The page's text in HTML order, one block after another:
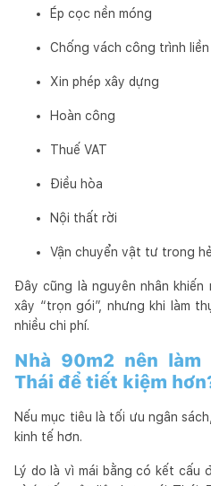
Ép cọc nền móng
Chống vách công trình liền
Xin phép xây dựng
Hoàn công
Thuế VAT
Điều hòa
Nội thất rời
Vận chuyển vật tư trong
Đây cũng là nguyên nhân khiến
xây “trọn gói”, nhưng khi làm
nhiều chi phí.
Nhà 90m2 nên
Thái để tiết kiệm
Nếu mục tiêu là tối ưu ngân
kinh tế hơn.
Lý do là vì mái bằng có kết cấu